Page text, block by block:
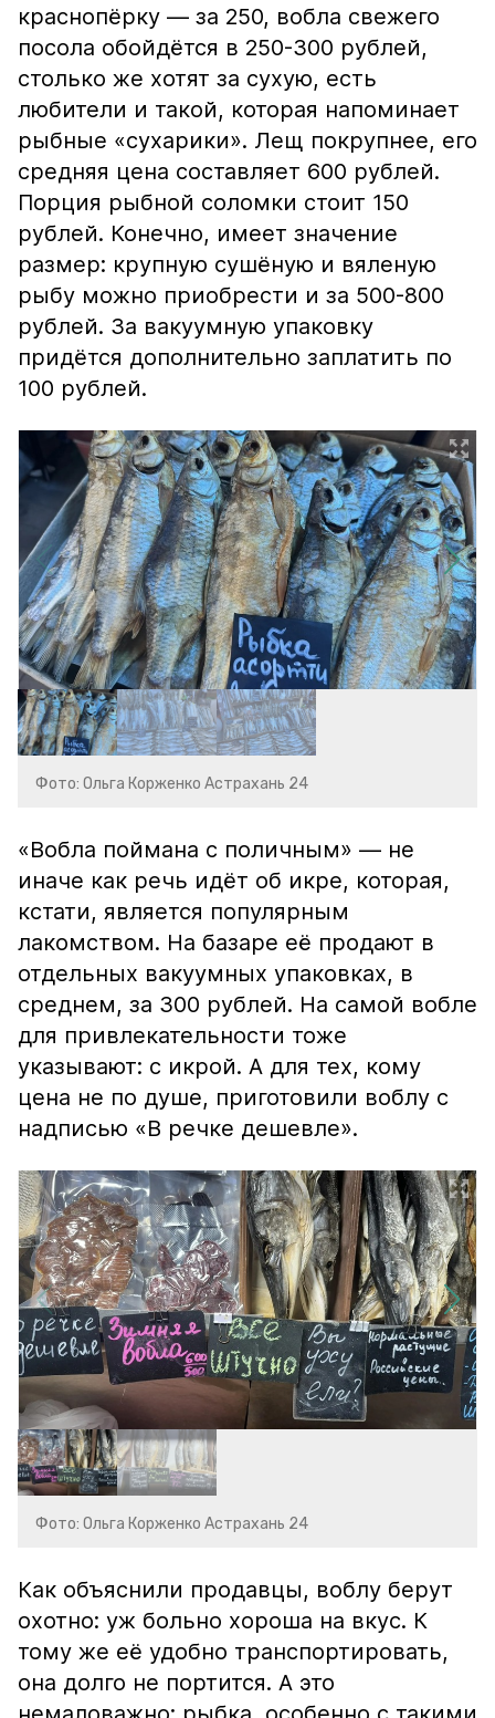
краснопёрку — за 250, вобла свежего
посола обойдётся в 250-300 рублей,
столько же хотят за сухую, есть
любители и такой, которая напоминает
рыбные «сухарики». Лещ покрупнее, его
средняя цена составляет 600 рублей.
Порция рыбной соломки стоит 150
рублей. Конечно, имеет значение
размер: крупную сушёную и вяленую
рыбу можно приобрести и за 500-800
рублей. За вакуумную упаковку
придётся дополнительно заплатить по
100 рублей.
Фото: Ольга Корженко Астрахань 24
«Вобла поймана с поличным» — не
иначе как речь идёт об икре, которая,
кстати, является популярным
лакомством. На базаре её продают в
отдельных вакуумных упаковках, в
среднем, за 300 рублей. На самой вобле
для привлекательности тоже
указывают: с икрой. А для тех, кому
цена не по душе, приготовили воблу с
надписью «В речке дешевле».
Фото: Ольга Корженко Астрахань 24
Как объяснили продавцы, воблу берут
охотно: уж больно хороша на вкус. К
тому же её удобно транспортировать,
она долго не портится. А это